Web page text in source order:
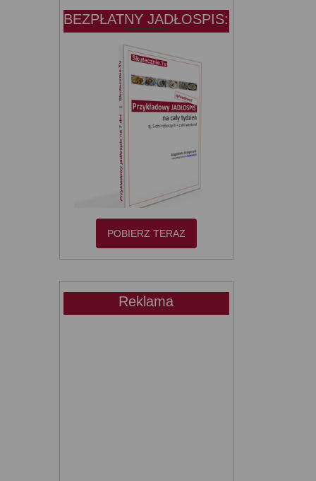
BEZPŁATNY JADŁOSPIS:
POBIERZ TERAZ
Reklama